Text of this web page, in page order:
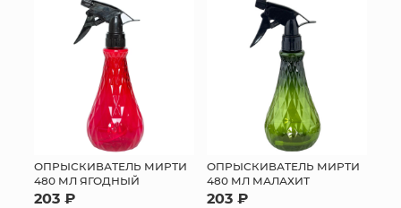
ОПРЫСКИВАТЕЛЬ МИРТИ
480 МЛ ЯГОДНЫЙ
203 ₽
ОПРЫСКИВАТЕЛЬ МИРТИ
480 МЛ МАЛАХИТ
203 ₽